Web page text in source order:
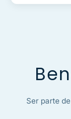
Ser parte